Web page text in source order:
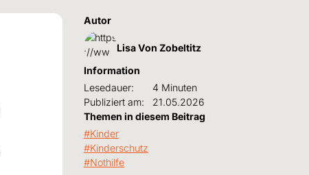
Autor
Lisa Von Zobeltitz
Information
Lesedauer:
4 Minuten
Publiziert am:
21.05.2026
Themen in diesem Beitrag
Kinder
Kinderschutz
Nothilfe